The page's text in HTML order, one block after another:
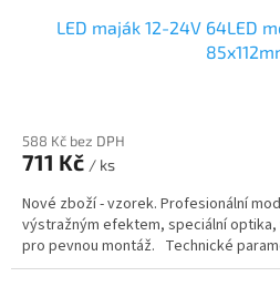
LED maják 12-24V 64LED
588 Kč bez DPH
711 Kč / ks
Nové zboží - vzorek. Profesionální
výstražným efektem, speciální optika,
pro pevnou montáž. Technické